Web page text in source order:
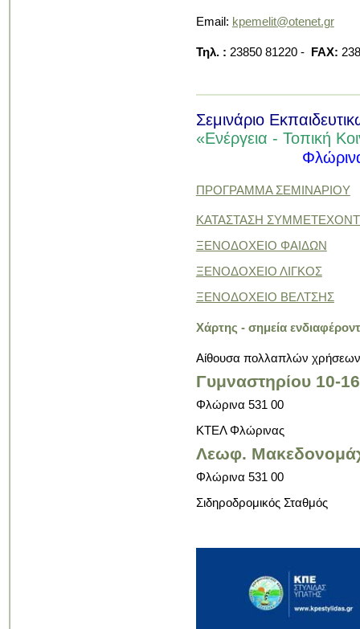
Email: kpemelit@otenet.gr
Τηλ. : 23850 81220 - FAX:
Σεμινάριο
«Ενέργεια - Τοπική
ΠΡΟΓΡΑΜΜΑ ΣΕΜΙΝΑΡΙΟΥ
ΚΑΤΑΣΤΑΣΗ
ΞΕΝΟΔΟΧΕΙΟ ΦΑΙΔΩΝ
ΞΕΝΟΔΟΧΕΙΟ ΛΙΓΚΟΣ
ΞΕΝΟΔΟΧΕΙΟ ΒΕΛΤΣΗΣ
Xάρτης - σημεία
Αίθουσα πολλαπλών
Γυμναστηρίου 10-16
Φλώρινα 531 00
ΚΤΕΛ Φλώρινας
Λεωφ.
Φλώρινα 531 00
Σιδηροδρομικός Σταθμός